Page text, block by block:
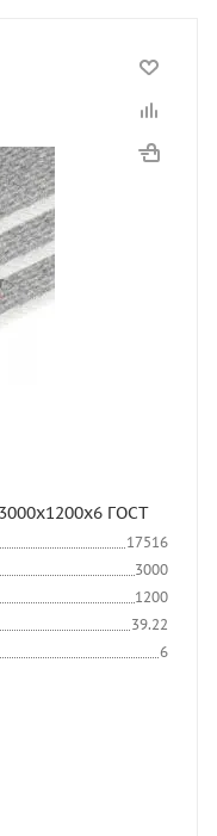
ГОСТ
17516
3000
1200
39.22
6